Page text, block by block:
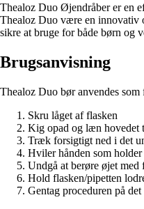
Thealoz Duo Øjendråber er en
Thealoz Duo være en innovativ
sikre at bruge for både børn og
Brugsanvisning
Thealoz Duo bør anvendes som
Skru låget af flasken
Kig opad og læn hovedet
Træk forsigtigt ned i det
Hviler hånden som
Undgå at berøre øjet med
Hold flasken/pipetten
Gentag proceduren på det